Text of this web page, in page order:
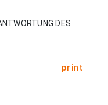
DES
print